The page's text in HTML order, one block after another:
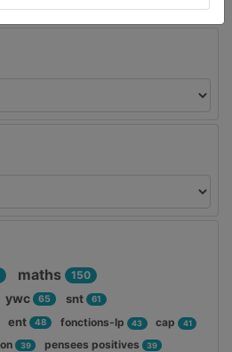
maths 150
ywc 65 snt 61
ent 48 fonctions-lp 43 cap 41
39 pensees positives 39